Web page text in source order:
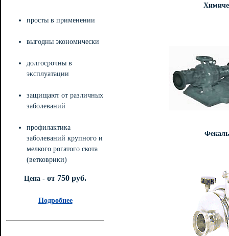
просты в применении
выгодны экономически
долгосрочны в
эксплуатации
защищают от различных
заболеваний
профилактика
заболеваний крупного и
мелкого рогатого скота
(ветковрики)
Цена - от 750 руб.
Подробнее